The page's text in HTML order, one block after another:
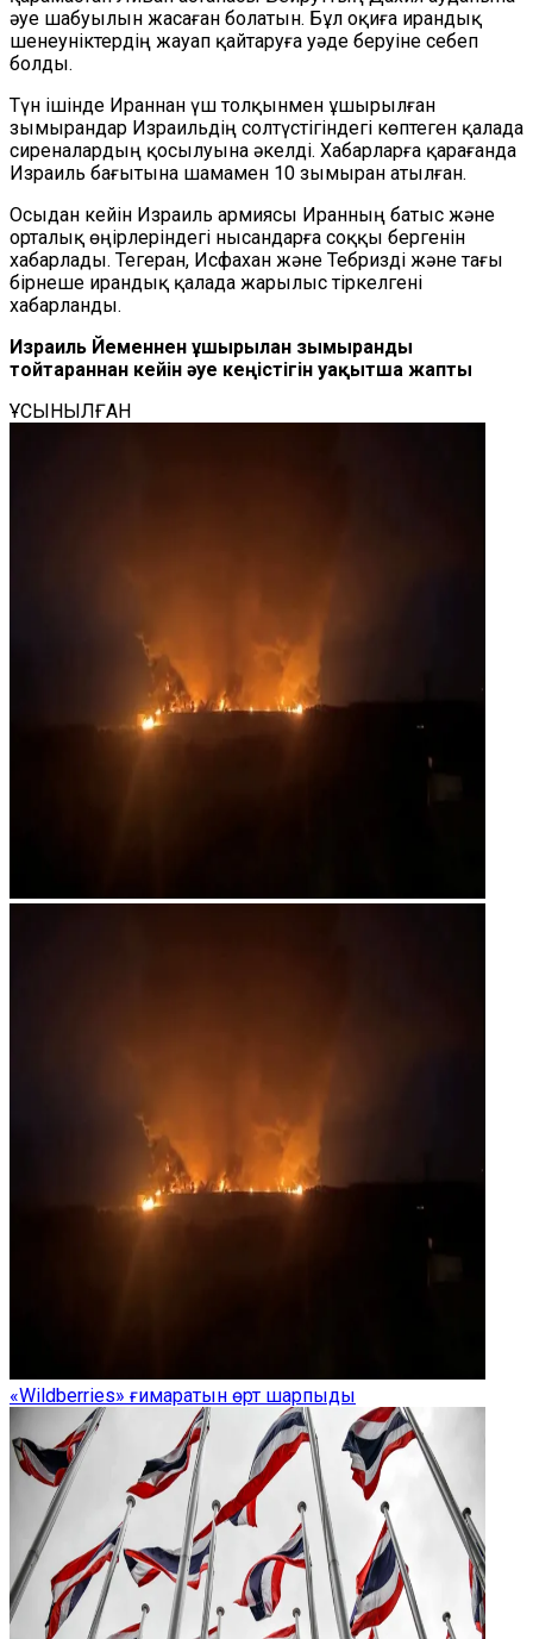
әуе шабуылын жасаған болатын. Бұл оқиға ирандық
шенеуніктердің жауап қайтаруға уәде беруіне себеп
болды.
Түн ішінде Ираннан үш толқынмен ұшырылған
зымырандар Израильдің солтүстігіндегі көптеген қалада
сиреналардың қосылуына әкелді. Хабарларға қарағанда
Израиль бағытына шамамен 10 зымыран атылған.
Осыдан кейін Израиль армиясы Иранның батыс және
орталық өңірлеріндегі нысандарға соққы бергенін
хабарлады. Тегеран, Исфахан және Тебризді және тағы
бірнеше ирандық қалада жарылыс тіркелгені
хабарланды.
Израиль Йеменнен ұшырылған зымыранды
тойтарғаннан кейін әуе кеңістігін уақытша жапты
ҰСЫНЫЛҒАН
«Wildberries» ғимаратын өрт шарпыды